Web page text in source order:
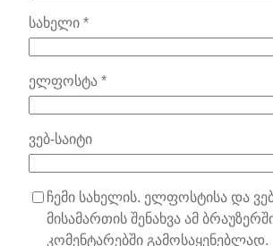
სახელი *
ელფოსტა *
ვებ-საიტი
ჩემი სახელის. ელფოსტისა და
მისამართის შენახვა ამ
კომენტარებში გამოსაყენებლად.